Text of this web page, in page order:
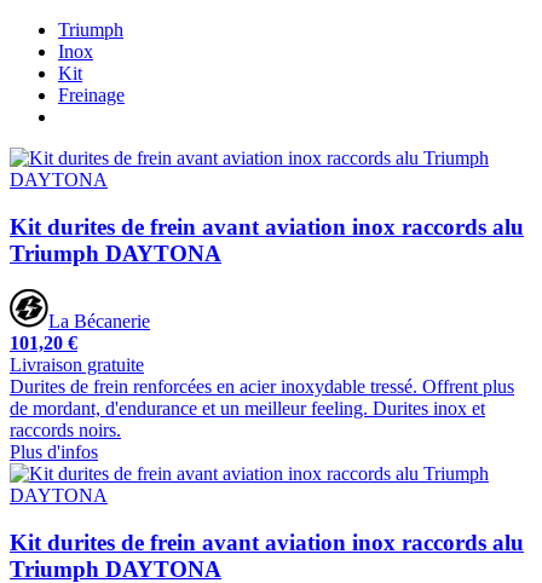
Triumph
Inox
Kit
Freinage
Kit durites de frein avant aviation inox raccords alu
Triumph DAYTONA
La Bécanerie
101,20 €
Livraison gratuite
Durites de frein renforcées en acier inoxydable tressé. Offrent plus
de mordant, d'endurance et un meilleur feeling. Durites inox et
raccords noirs.
Plus d'infos
Kit durites de frein avant aviation inox raccords alu
Triumph DAYTONA